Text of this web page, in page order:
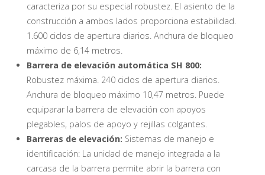
caracteriza por su especial robustez. El asiento de la
construcción a ambos lados proporciona estabilidad.
1.600 ciclos de apertura diarios. Anchura de bloqueo
máximo de 6,14 metros.
Barrera de elevación automática SH 800:
Robustez máxima. 240 ciclos de apertura diarios.
Anchura de bloqueo máximo 10,47 metros. Puede
equiparar la barrera de elevación con apoyos
plegables, palos de apoyo y rejillas colgantes.
Barreras de elevación: Sistemas de manejo e
identificación: La unidad de manejo integrada a la
carcasa de la barrera permite abrir la barrera con